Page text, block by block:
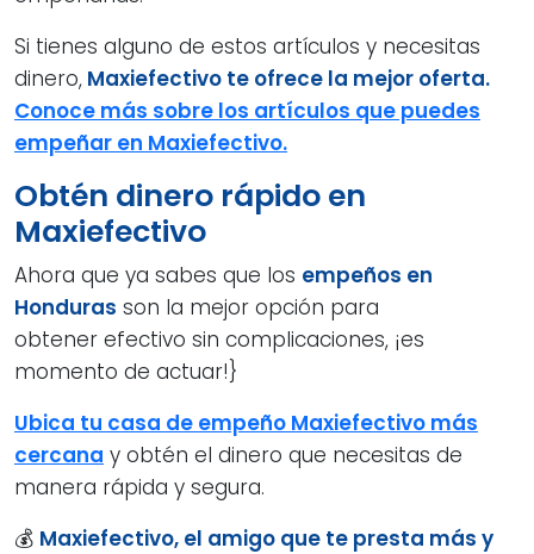
Si tienes alguno de estos artículos y necesitas
dinero, Maxiefectivo te ofrece la mejor oferta.
Conoce más sobre los artículos que puedes
empeñar en Maxiefectivo.
Obtén dinero rápido en
Maxiefectivo
Ahora que ya sabes que los empeños en
Honduras son la mejor opción para
obtener efectivo sin complicaciones, ¡es
momento de actuar!}
Ubica tu casa de empeño Maxiefectivo más
cercana y obtén el dinero que necesitas de
manera rápida y segura.
💰 Maxiefectivo, el amigo que te presta más y